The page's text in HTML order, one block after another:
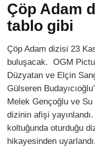
Çöp Adam
tablo gibi
Çöp Adam dizisi 23
buluşacak. OGM
Düzyatan ve Elçin
Gülseren
Melek Gençoğlu ve Su
dizinin afişi yayınlandı.
koltuğunda oturduğu
hikayesinden